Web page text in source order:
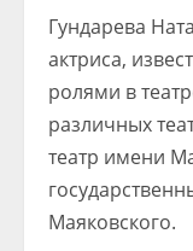
Гундарева
актриса,
ролями в
различных
театр имени
Маяковского.